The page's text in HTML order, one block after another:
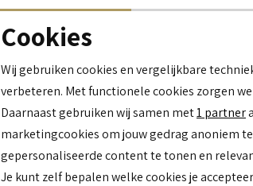
Noodzakelijke cookies
Analytische cookies
Cookies
Wij gebruiken cookies en vergelijkbare
verbeteren. Met functionele cookies zorgen
Daarnaast gebruiken wij samen met1 partner
marketingcookies om jouw gedrag anoniem
gepersonaliseerde content te tonen en
Je kunt zelf bepalen welke cookies je